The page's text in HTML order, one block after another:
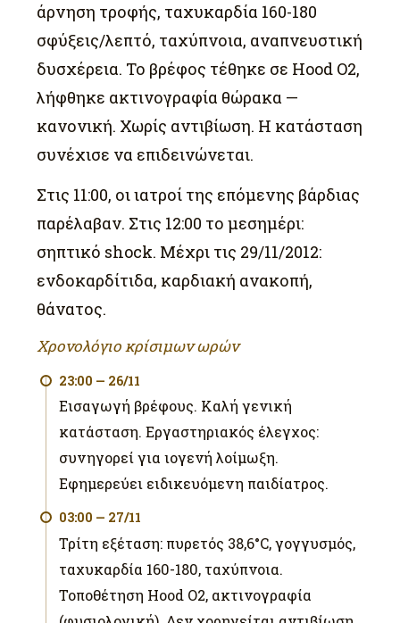
άρνηση τροφής, ταχυκαρδία 160-180
σφύξεις/λεπτό, ταχύπνοια, αναπνευστική
δυσχέρεια. Το βρέφος τέθηκε σε Hood O2,
λήφθηκε ακτινογραφία θώρακα —
κανονική. Χωρίς αντιβίωση. Η κατάσταση
συνέχισε να επιδεινώνεται.
Στις 11:00, οι ιατροί της επόμενης βάρδιας
παρέλαβαν. Στις 12:00 το μεσημέρι:
σηπτικό shock. Μέχρι τις 29/11/2012:
ενδοκαρδίτιδα, καρδιακή ανακοπή,
θάνατος.
Χρονολόγιο κρίσιμων ωρών
23:00 — 26/11
Εισαγωγή βρέφους. Καλή γενική
κατάσταση. Εργαστηριακός έλεγχος:
συνηγορεί για ιογενή λοίμωξη.
Εφημερεύει ειδικευόμενη παιδίατρος.
03:00 — 27/11
Τρίτη εξέταση: πυρετός 38,6°C, γογγυσμός,
ταχυκαρδία 160-180, ταχύπνοια.
Τοποθέτηση Hood O2, ακτινογραφία